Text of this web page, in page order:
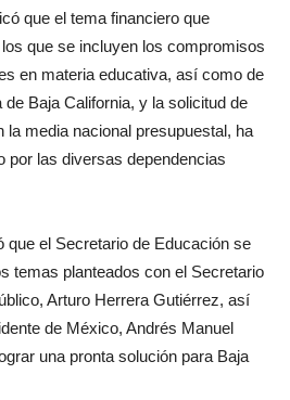
que el tema financiero que
que se incluyen los compromisos
en materia educativa, así como de
Baja California, y la solicitud de
la media nacional presupuestal, ha
por las diversas dependencias
que el Secretario de Educación se
temas planteados con el Secretario
Arturo Herrera Gutiérrez, así
de México, Andrés Manuel
una pronta solución para Baja